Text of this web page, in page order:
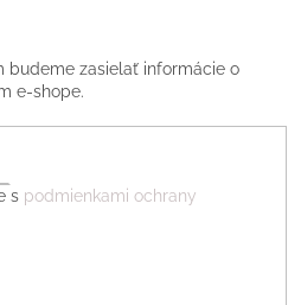
budeme zasielať informácie o
e-shope.
s podmienkami ochrany